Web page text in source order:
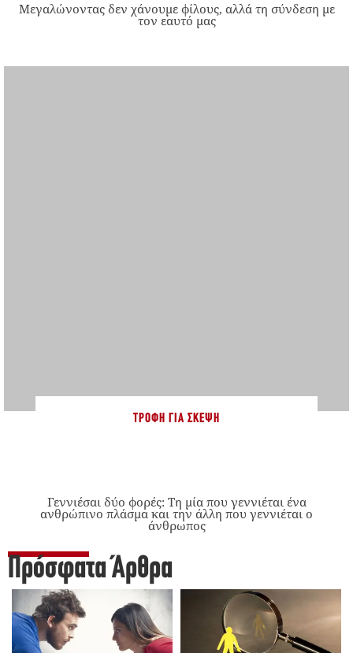
Μεγαλώνοντας δεν χάνουμε φίλους, αλλά τη σύνδεση με
τον εαυτό μας
ΤΡΟΦΉ ΓΙΑ ΣΚΈΨΗ
Γεννιέσαι δύο φορές: Tη μία που γεννιέται ένα
ανθρώπινο πλάσμα και την άλλη που γεννιέται ο
άνθρωπος
Πρόσφατα Άρθρα